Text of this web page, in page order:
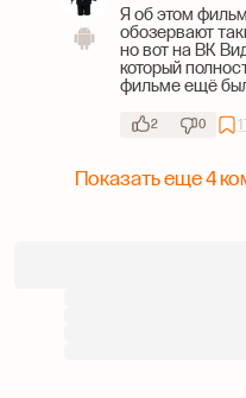
Я об этом
обозервают
но вот на ВК
который
фильме ещё
2 0
Показать еще 4